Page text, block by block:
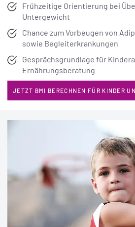
Frühzeitige Orientierung bei
Untergewicht
Chance zum Vorbeugen von
sowie Begleiterkrankungen
Gesprächsgrundlage für
Ernährungsberatung
JETZT BMI BERECHNEN FÜR KINDER